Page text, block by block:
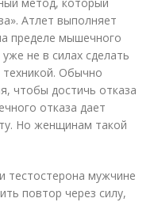
метод, который
Атлет выполняет
пределе мышечного
не в силах сделать
Обычно
чтобы достичь отказа
отказа дает
Но женщинам такой
тестостерона мужчине
повтор через силу,